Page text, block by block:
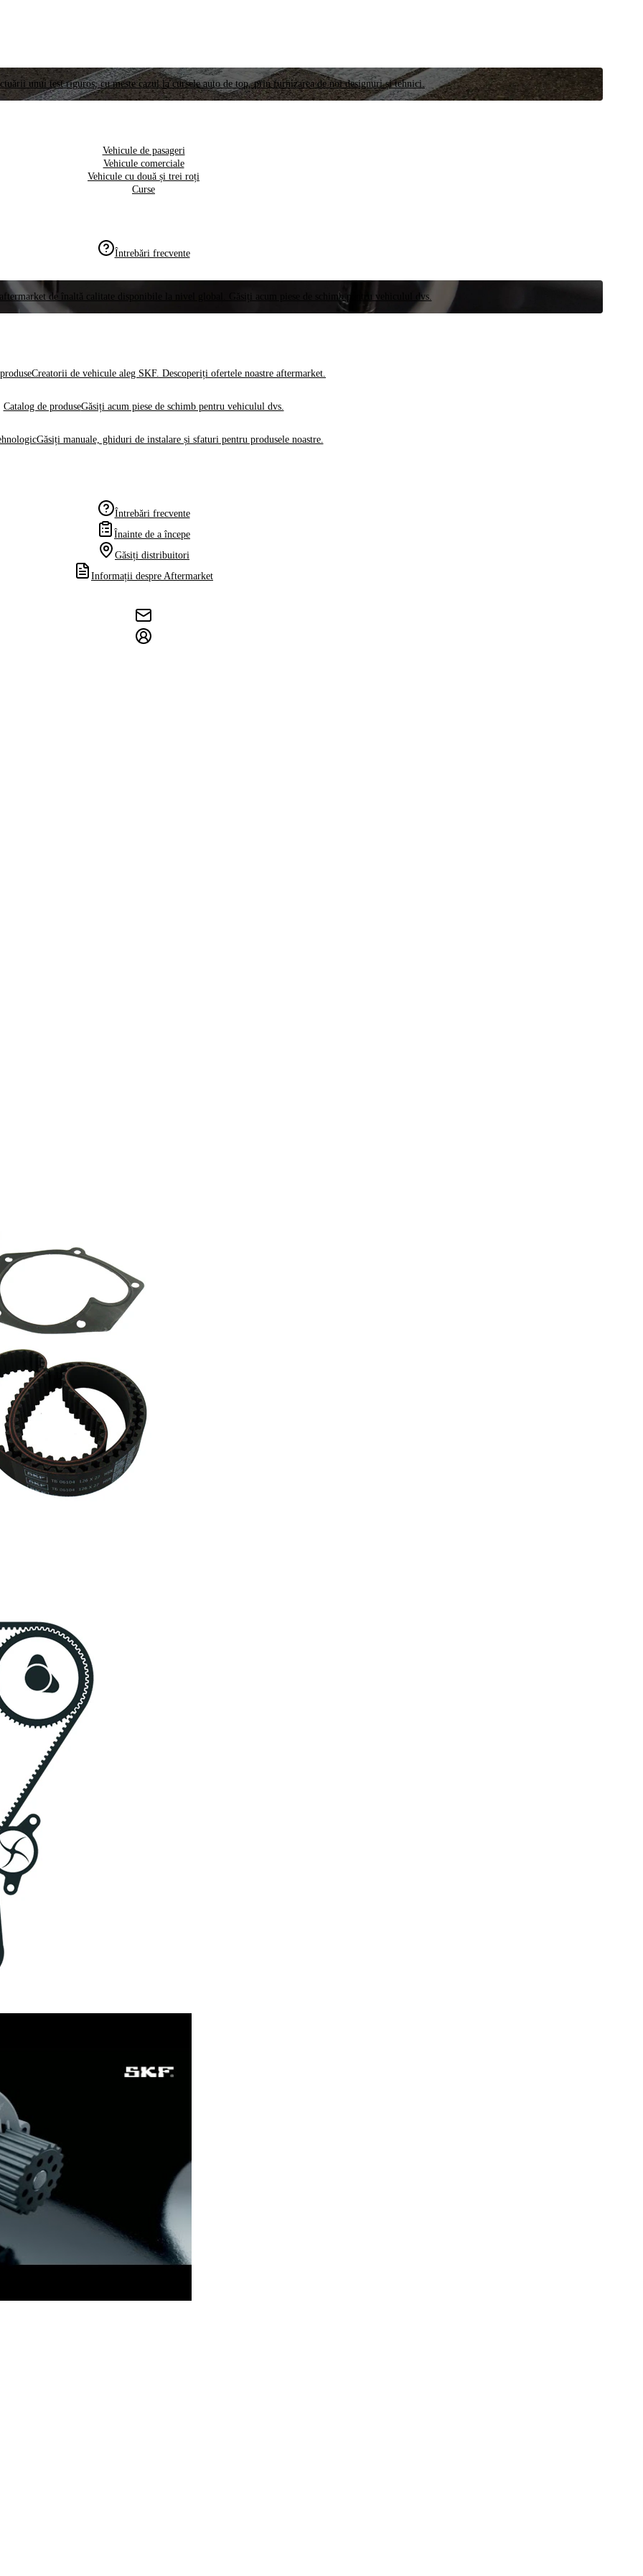
unui test riguros, cu meste cazul la cursele auto de top, prin furnizarea de noi designuri și tehnici.
Vehicule de pasageri
Vehicule comerciale
Vehicule cu două și trei roți
Curse
Întrebări frecvente
de înaltă calitate disponibile la nivel global. Găsiți acum piese de schimb pentru vehiculul dvs.
Creatorii de vehicule aleg SKF. Descoperiți ofertele noastre aftermarket.
Catalog de produseGăsiți acum piese de schimb pentru vehiculul dvs.
Găsiți manuale, ghiduri de instalare și sfaturi pentru produsele noastre.
Întrebări frecvente
Înainte de a începe
Găsiți distribuitori
Informații despre Aftermarket